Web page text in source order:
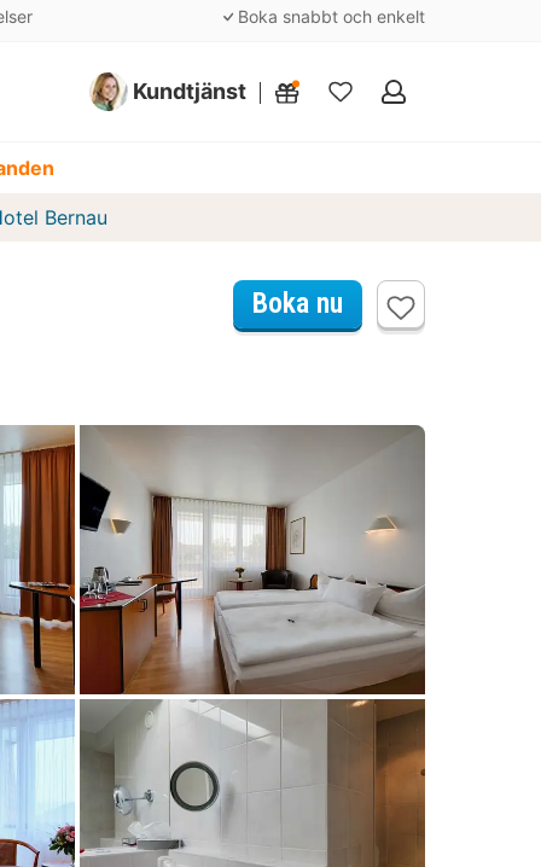
Boka snabbt och enkelt
Kundtjänst
Mina
Bernau
Boka nu